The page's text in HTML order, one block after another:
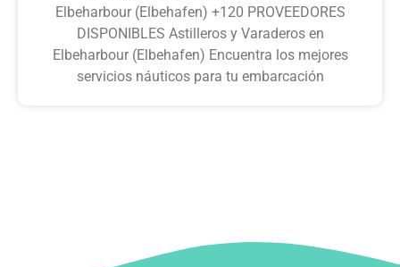
Elbeharbour (Elbehafen) +120 PROVEEDORES
DISPONIBLES Astilleros y Varaderos en
Elbeharbour (Elbehafen) Encuentra los mejores
servicios náuticos para tu embarcación